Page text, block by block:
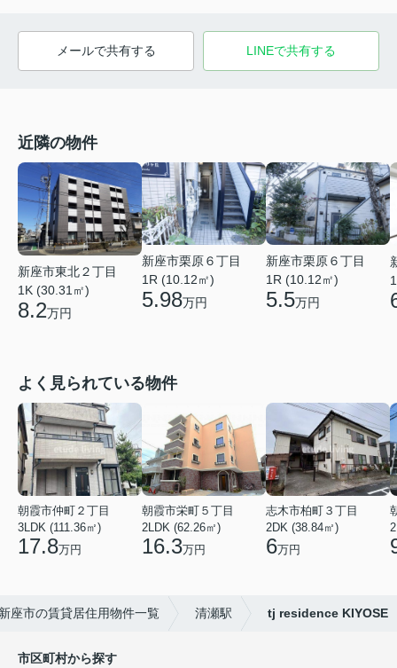
メールで共有する LINEで共有する
近隣の物件
新座市東北２丁目
1K (30.31㎡)
8.2万円
新座市栗原６丁目
1R (10.12㎡)
5.98万円
新座市栗原６丁目
1R (10.12㎡)
5.5万円
よく見られている物件
朝霞市仲町２丁目
3LDK (111.36㎡)
17.8万円
朝霞市栄町５丁目
2LDK (62.26㎡)
16.3万円
志木市柏町３丁目
2DK (38.84㎡)
6万円
座市の賃貸居住用物件一覧 清瀬駅 tj residence KIYOSE
市区町村から探す